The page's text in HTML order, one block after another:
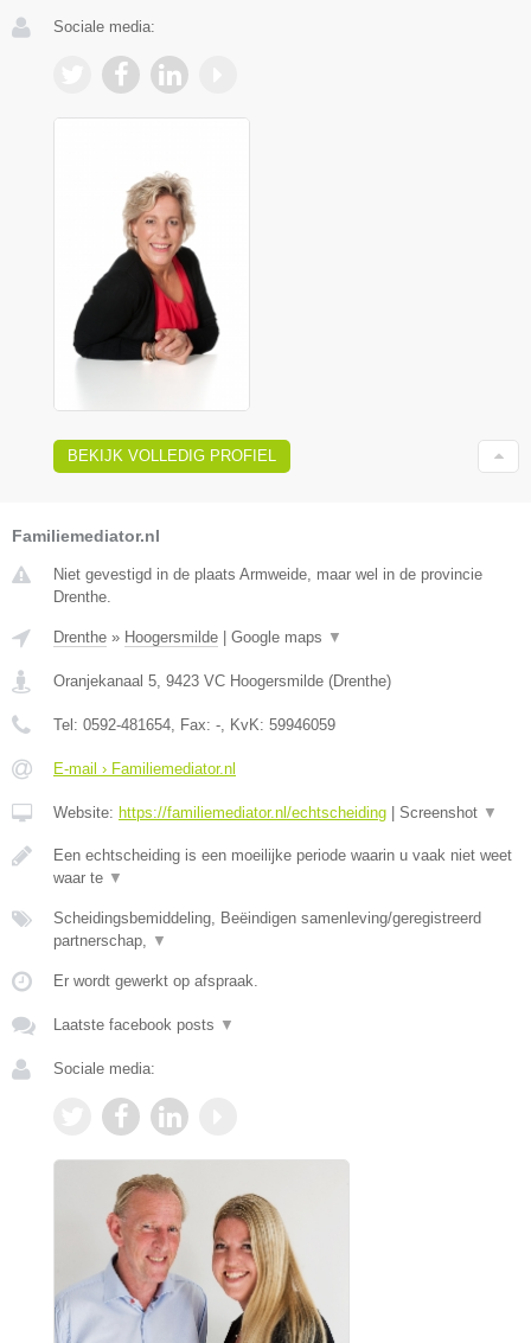
Sociale media:
BEKIJK VOLLEDIG PROFIEL
Familiemediator.nl
Niet gevestigd in de plaats Armweide, maar wel in de provincie
Drenthe.
Drenthe » Hoogersmilde Google maps ▼
Oranjekanaal 5, 9423 VC Hoogersmilde (Drenthe)
Tel: 0592-481654, Fax: -, KvK: 59946059
E-mail › Familiemediator.nl
Website: https://familiemediator.nl/echtscheiding Screenshot ▼
Een echtscheiding is een moeilijke periode waarin u vaak niet weet
waar te ▼
Scheidingsbemiddeling, Beëindigen samenleving/geregistreerd
partnerschap, ▼
Er wordt gewerkt op afspraak.
Laatste facebook posts ▼
Sociale media: